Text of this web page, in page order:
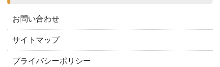
お問い合わせ
サイトマップ
プライバシーポリシー